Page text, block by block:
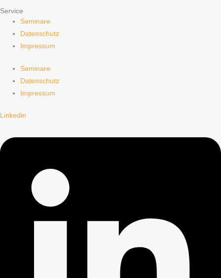
Service
Seminare
Datenschutz
Impressum
Seminare
Datenschutz
Impressum
Linkedin